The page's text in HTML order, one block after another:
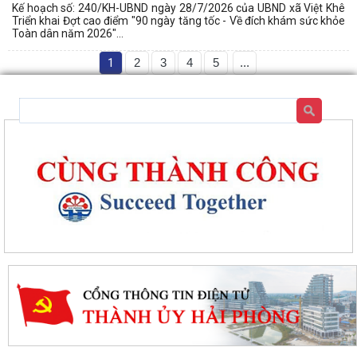
Kế hoạch số: 240/KH-UBND ngày 28/7/2026 của UBND xã Việt Khê
Triển khai Đợt cao điểm "90 ngày tăng tốc - Về đích khám sức khỏe
Toàn dân năm 2026"...
1 2 3 4 5 ...